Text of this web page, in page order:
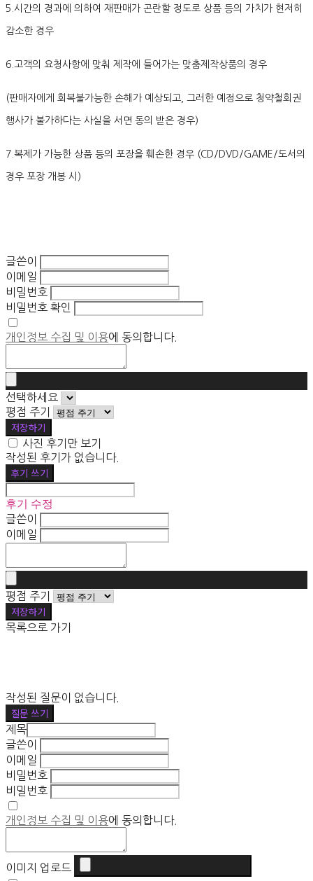
5.시간의 경과에 의하여 재판매가 곤란할 정도로 상품 등의 가치가 현저히
감소한 경우
6.고객의 요청사항에 맞춰 제작에 들어가는 맞춤제작상품의 경우
(판매자에게 회복불가능한 손해가 예상되고, 그러한 예정으로 청약철회권
행사가 불가하다는 사실을 서면 동의 받은 경우)
7.복제가 가능한 상품 등의 포장을 훼손한 경우 (CD/DVD/GAME/도서의
경우 포장 개봉 시)
글쓴이
이메일
비밀번호
비밀번호 확인
개인정보 수집 및 이용에 동의합니다.
선택하세요
평점 주기
저장하기
사진 후기만 보기
작성된 후기가 없습니다.
후기 쓰기
후기 수정
글쓴이
이메일
평점 주기
저장하기
목록으로 가기
작성된 질문이 없습니다.
질문 쓰기
제목
글쓴이
이메일
비밀번호
비밀번호
개인정보 수집 및 이용에 동의합니다.
이미지 업로드